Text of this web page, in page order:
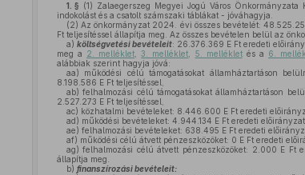
1. § (1) Zalaegerszeg Megyei Jogú Város
indokolást és a csatolt számszaki táblákat - jóváhagyja.
(2) Az önkormányzat 2024. évi összes bevételét:
Ft teljesítéssel állapítja meg. Az összes bevételen belül az
a) költségvetési bevételeit: 26.376.369 E Ft eredeti
meg a 2. melléklet ,3. melléklet 5. mellékletés a 6.
alábbiak szerint hagyja jóvá:
aa) működési célú támogatásokat államháztartáson
8.198.586 E Ft teljesítéssel,
ab) felhalmozási célú támogatásokat államháztartáson
2.527.273 E Ft teljesítéssel,
ac) közhatalmi bevételeket: 8.446.600 E Ft eredeti
ad) működési bevételeket: 4.944.134 E Ft eredeti
ae) felhalmozási bevételeket: 638.495 E Ft eredeti
af) működési célú átvett pénzeszközöket: 0 E Ft eredeti
ag) felhalmozási célú átvett pénzeszközöket: 2.000 E Ft
állapítja meg.
b) finanszírozási bevételeit: